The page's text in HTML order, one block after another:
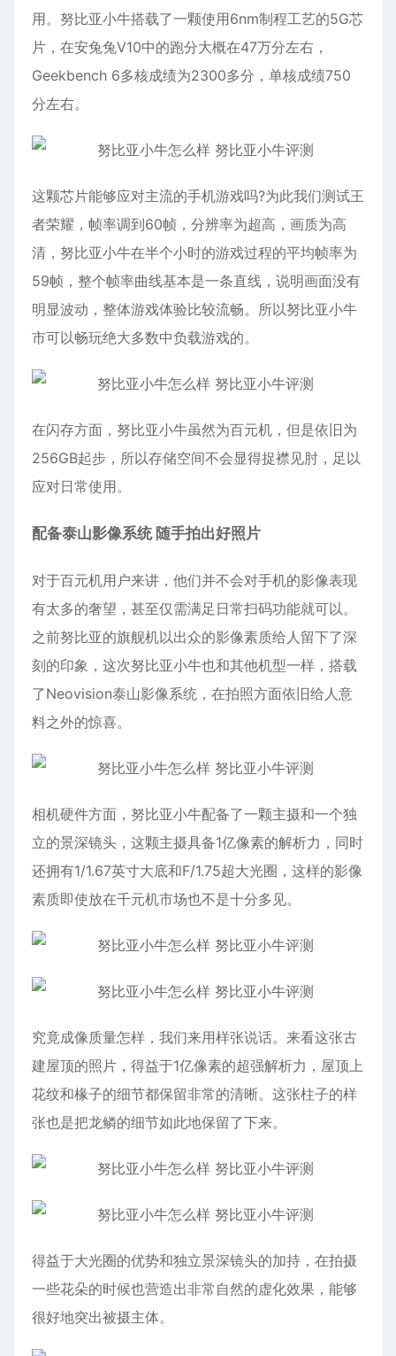
用。努比亚小牛搭载了一颗使用6nm制程工艺的5G芯
片，在安兔兔V10中的跑分大概在47万分左右，
Geekbench 6多核成绩为2300多分，单核成绩750
分左右。
这颗芯片能够应对主流的手机游戏吗?为此我们测试王
者荣耀，帧率调到60帧，分辨率为超高，画质为高
清，努比亚小牛在半个小时的游戏过程的平均帧率为
59帧，整个帧率曲线基本是一条直线，说明画面没有
明显波动，整体游戏体验比较流畅。所以努比亚小牛
市可以畅玩绝大多数中负载游戏的。
在闪存方面，努比亚小牛虽然为百元机，但是依旧为
256GB起步，所以存储空间不会显得捉襟见肘，足以
应对日常使用。
配备泰山影像系统 随手拍出好照片
对于百元机用户来讲，他们并不会对手机的影像表现
有太多的奢望，甚至仅需满足日常扫码功能就可以。
之前努比亚的旗舰机以出众的影像素质给人留下了深
刻的印象，这次努比亚小牛也和其他机型一样，搭载
了Neovision泰山影像系统，在拍照方面依旧给人意
料之外的惊喜。
相机硬件方面，努比亚小牛配备了一颗主摄和一个独
立的景深镜头，这颗主摄具备1亿像素的解析力，同时
还拥有1/1.67英寸大底和F/1.75超大光圈，这样的影像
素质即使放在千元机市场也不是十分多见。
究竟成像质量怎样，我们来用样张说话。来看这张古
建屋顶的照片，得益于1亿像素的超强解析力，屋顶上
花纹和椽子的细节都保留非常的清晰。这张柱子的样
张也是把龙鳞的细节如此地保留了下来。
得益于大光圈的优势和独立景深镜头的加持，在拍摄
一些花朵的时候也营造出非常自然的虚化效果，能够
很好地突出被摄主体。